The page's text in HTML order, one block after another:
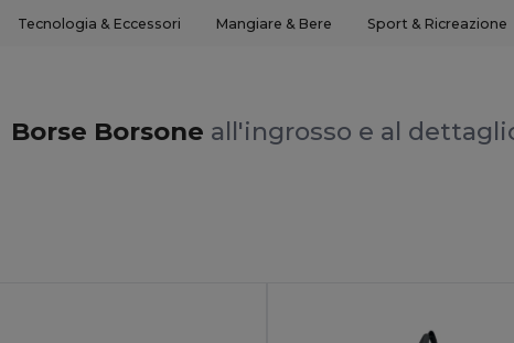
Tecnologia & Eccessori Mangiare & Bere Sport & Ricreazione
Borse Borsone all'ingrosso e al